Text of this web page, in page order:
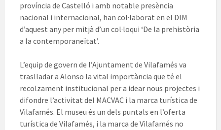
província de Castelló i amb notable presència
nacional i internacional, han col·laborat en el DIM
d’aquest any per mitjà d’un col·loqui ‘De la prehistòria
a la contemporaneïtat’.
L’equip de govern de l’Ajuntament de Vilafamés va
traslladar a Alonso la vital importància que té el
recolzament institucional per a idear nous projectes i
difondre l’activitat del MACVAC i la marca turística de
Vilafamés. El museu és un dels puntals en l’oferta
turística de Vilafamés, i la marca de Vilafamés no